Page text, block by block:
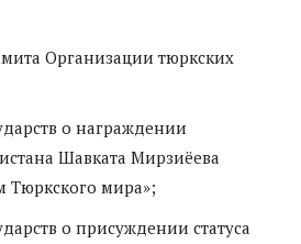
Организации тюркских
о награждении
Шавката Мирзиёева
мира»;
о присуждении статуса